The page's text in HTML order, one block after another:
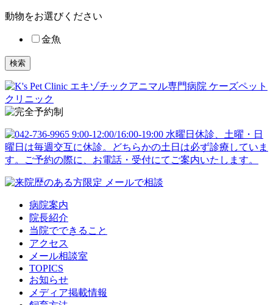
動物をお選びください
金魚
検索
病院案内
院長紹介
当院でできること
アクセス
メール相談室
TOPICS
お知らせ
メディア掲載情報